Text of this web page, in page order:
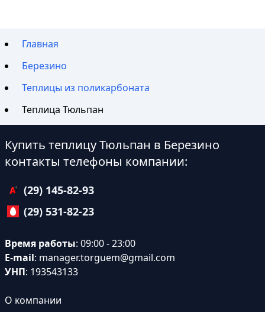
Главная
Березино
Теплицы из поликарбоната
Теплица Тюльпан
Купить теплицу Тюльпан в Березино
контакты телефоны компании:
(29) 145-82-93
(29) 531-82-23
Время работы: 09:00 - 23:00
E-mail: manager.torguem@gmail.com
УНП: 193543133
О компании